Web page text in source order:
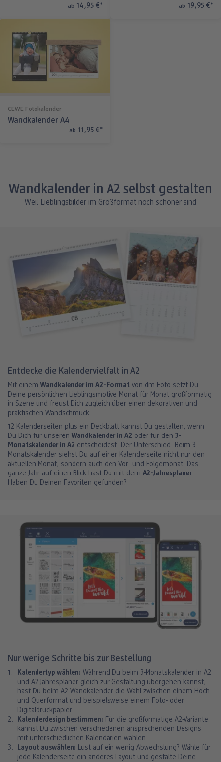
ab 14,95 €* ab 19,95 €*
CEWE Fotokalender
Wandkalender A4
ab 11,95 €*
Wandkalender in A2 selbst gestalten
Weil Lieblingsbilder im Großformat noch schöner sind
Entdecke die Kalendervielfalt in A2
Mit einem Wandkalender im A2-Format von dm Foto setzt Du
Deine persönlichen Lieblingsmotive Monat für Monat großformatig
in Szene und freust Dich zugleich über einen dekorativen und
praktischen Wandschmuck.
12 Kalenderseiten plus ein Deckblatt kannst Du gestalten, wenn
Du Dich für unseren Wandkalender in A2 oder für den 3-
Monatskalender in A2 entscheidest. Der Unterschied: Beim 3-
Monatskalender siehst Du auf einer Kalenderseite nicht nur den
aktuellen Monat, sondern auch den Vor- und Folgemonat. Das
ganze Jahr auf einen Blick hast Du mit dem A2-Jahresplaner.
Haben Du Deinen Favoriten gefunden?
Nur wenige Schritte bis zur Bestellung
Kalendertyp wählen: Während Du beim 3-Monatskalender in A2
und A2-Jahresplaner gleich zur Gestaltung übergehen kannst,
hast Du beim A2-Wandkalender die Wahl zwischen einem Hoch-
und Querformat und beispielsweise einem Foto- oder
Digitaldruckpapier.
Kalenderdesign bestimmen: Für die großformatige A2-Variante
kannst Du zwischen verschiedenen ansprechenden Designs
mit unterschiedlichen Kalendarien wählen.
Layout auswählen: Lust auf ein wenig Abwechslung? Wähle für
jede Kalenderseite ein anderes Layout und gestalte Deine